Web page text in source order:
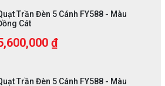
Trần Đèn 5 Cánh FY588 - Màu
Cát
₫
Trần Đèn 5 Cánh FY588 - Màu